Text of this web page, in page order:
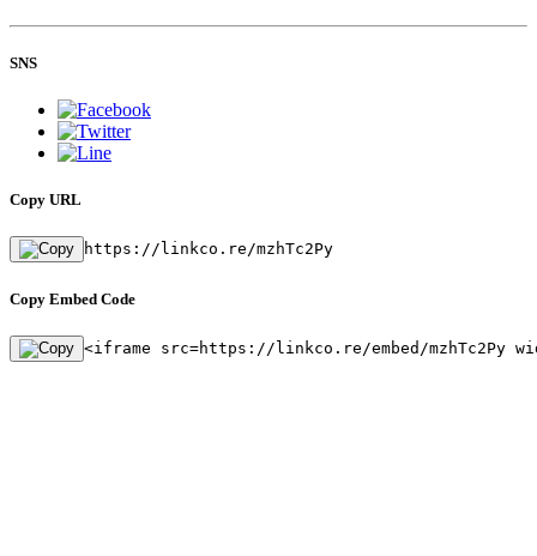
SNS
Copy URL
https://linkco.re/mzhTc2Py
Copy Embed Code
<iframe src=https://linkco.re/embed/mzhTc2Py